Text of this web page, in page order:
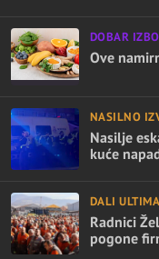
DOBAR
Ove
NASILNO
Nasilje
kuće
DALI
Radnici
pogone